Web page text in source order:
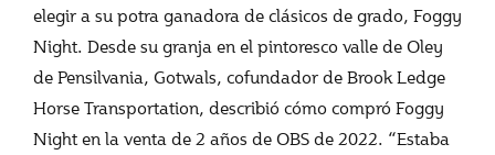
elegir a su potra ganadora de clásicos de grado, Foggy
Night. Desde su granja en el pintoresco valle de Oley
de Pensilvania, Gotwals, cofundador de Brook Ledge
Horse Transportation, describió cómo compró Foggy
Night en la venta de 2 años de OBS de 2022. “Estaba